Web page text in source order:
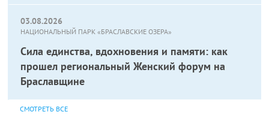
03.08.2026
НАЦИОНАЛЬНЫЙ ПАРК «БРАСЛАВСКИЕ ОЗЕРА»
Сила единства, вдохновения и памяти: как
прошел региональный Женский форум на
Браславщине
СМОТРЕТЬ ВСЕ